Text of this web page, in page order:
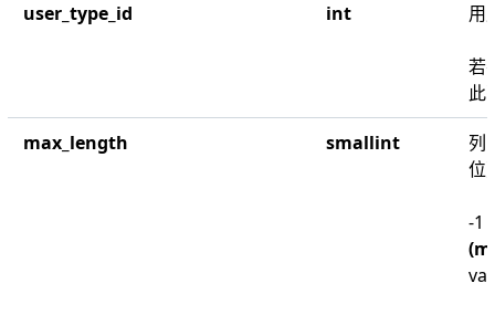
user_type_id int 用
若
此
max_length smallint
列
位
-1